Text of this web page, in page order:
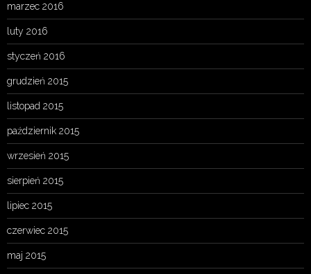
marzec 2016
luty 2016
styczeń 2016
grudzień 2015
listopad 2015
październik 2015
wrzesień 2015
sierpień 2015
lipiec 2015
czerwiec 2015
maj 2015